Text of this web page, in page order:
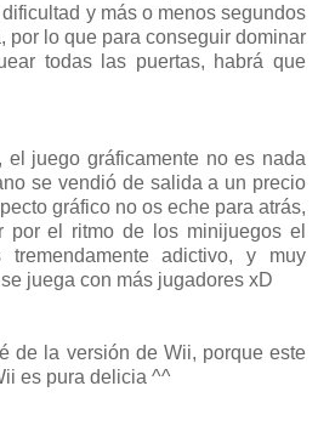
y más o menos segundos
por lo que para conseguir dominar
todas las puertas, habrá que
el juego gráficamente no es nada
se vendió de salida a un precio
gráfico no os eche para atrás,
por el ritmo de los minijuegos el
tremendamente adictivo, y muy
juega con más jugadores xD
de la versión de Wii, porque este
es pura delicia ^^